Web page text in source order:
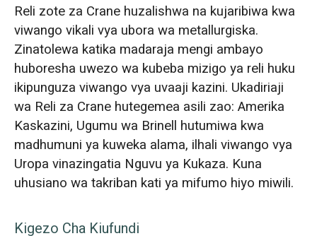
Reli zote za Crane huzalishwa na kujaribiwa kwa
viwango vikali vya ubora wa metallurgiska.
Zinatolewa katika madaraja mengi ambayo
huboresha uwezo wa kubeba mizigo ya reli huku
ikipunguza viwango vya uvaaji kazini. Ukadiriaji
wa Reli za Crane hutegemea asili zao: Amerika
Kaskazini, Ugumu wa Brinell hutumiwa kwa
madhumuni ya kuweka alama, ilhali viwango vya
Uropa vinazingatia Nguvu ya Kukaza. Kuna
uhusiano wa takriban kati ya mifumo hiyo miwili.
Kigezo Cha Kiufundi